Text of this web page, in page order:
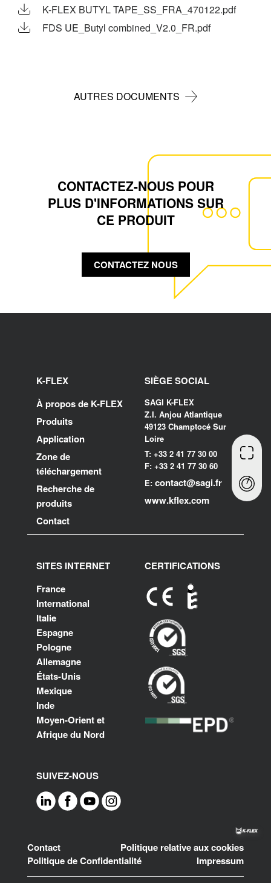
K-FLEX BUTYL TAPE_SS_FRA_470122.pdf
FDS UE_Butyl combined_V2.0_FR.pdf
AUTRES DOCUMENTS
CONTACTEZ-NOUS POUR
PLUS D'INFORMATIONS SUR
CE PRODUIT
CONTACTEZ NOUS
K-FLEX
À propos de K-FLEX
Produits
Application
Zone de
téléchargement
Recherche de
produits
Contact
SIÈGE SOCIAL
SAGI K-FLEX
Z.I. Anjou Atlantique
49123 Champtocé Sur
Loire
T: +33 2 41 77 30 00
F: +33 2 41 77 30 60
E: contact@sagi.fr
www.kflex.com
SITES INTERNET
France
International
Italie
Espagne
Pologne
Allemagne
États-Unis
Mexique
Inde
Moyen-Orient et
Afrique du Nord
CERTIFICATIONS
SUIVEZ-NOUS
Footer
Contact
Politique relative aux cookies
Politique de Confidentialité
Impressum